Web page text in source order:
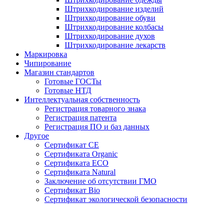
Штрихкодирование изделий
Штрихкодирование обуви
Штрихкодирование колбасы
Штрихкодирование духов
Штрихкодирование лекарств
Маркировка
Чипирование
Магазин стандартов
Готовые ГОСТы
Готовые НТД
Интеллектуальная собственность
Регистрация товарного знака
Регистрация патента
Регистрация ПО и баз данных
Другое
Сертификат СЕ
Сертификата Organic
Сертификата ECO
Сертификата Natural
Заключение об отсутствии ГМО
Сертификат Bio
Сертификат экологической безопасности